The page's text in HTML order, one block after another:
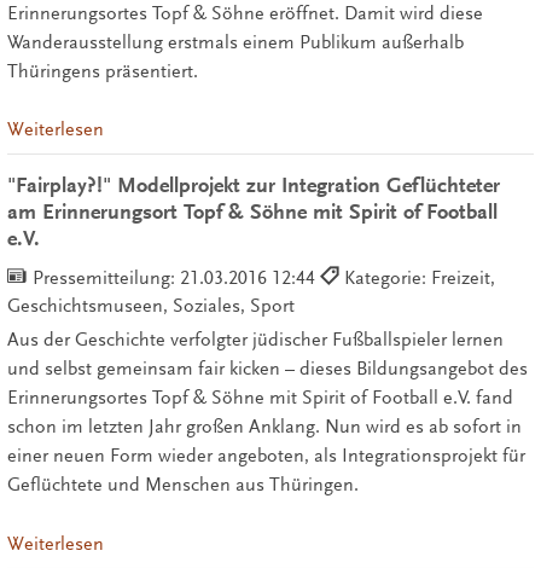
Erinnerungsortes Topf & Söhne eröffnet. Damit wird diese
Wanderausstellung erstmals einem Publikum außerhalb
Thüringens präsentiert.
Weiterlesen
"Fairplay?!" Modellprojekt zur Integration Geflüchteter
am Erinnerungsort Topf & Söhne mit Spirit of Football
e.V.
Pressemitteilung: 21.03.2016 12:44
Kategorie: Freizeit,
Geschichtsmuseen, Soziales, Sport
Aus der Geschichte verfolgter jüdischer Fußballspieler lernen
und selbst gemeinsam fair kicken – dieses Bildungsangebot des
Erinnerungsortes Topf & Söhne mit Spirit of Football e.V. fand
schon im letzten Jahr großen Anklang. Nun wird es ab sofort in
einer neuen Form wieder angeboten, als Integrationsprojekt für
Geflüchtete und Menschen aus Thüringen.
Weiterlesen